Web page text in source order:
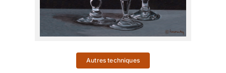
Autres techniques